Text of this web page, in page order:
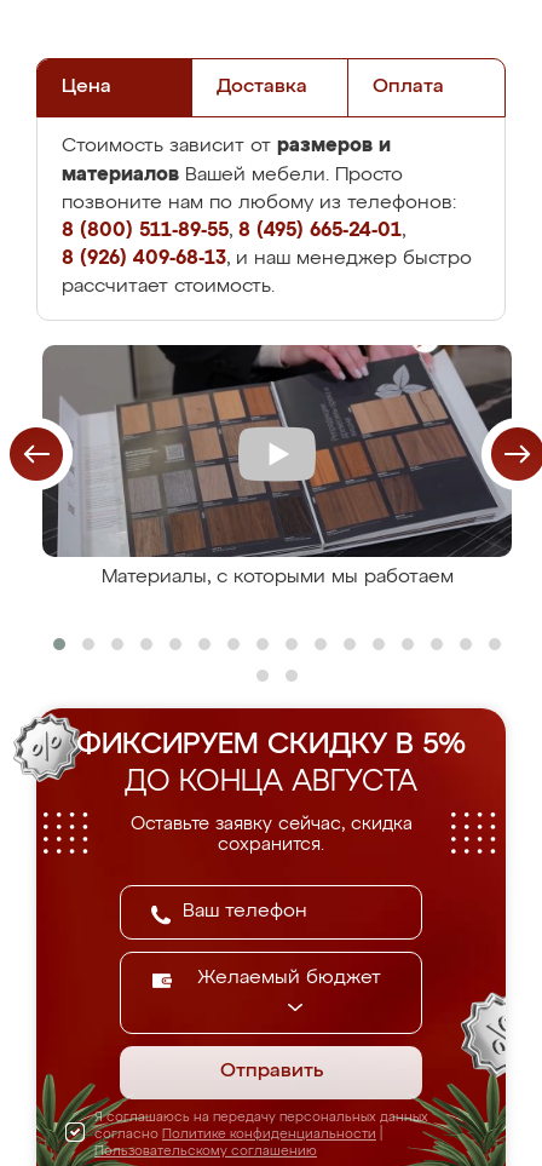
Цена Доставка Оплата
Стоимость зависит от размеров и
материалов Вашей мебели. Просто
позвоните нам по любому из телефонов:
8 (800) 511-89-55, 8 (495) 665-24-01,
8 (926) 409-68-13, и наш менеджер быстро
рассчитает стоимость.
Материалы, с которыми мы работаем
ФИКСИРУЕМ СКИДКУ В 5%
ДО КОНЦА АВГУСТА
Оставьте заявку сейчас, скидка
сохранится.
Желаемый бюджет
Отправить
Я соглашаюсь на передачу персональных данных
согласно Политике конфиденциальности
Пользовательскому соглашению